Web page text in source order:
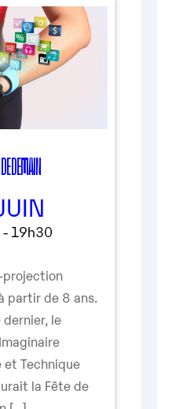
DEMAIN
19h30
projection
partir de 8 ans.
le
Technique
la Fête de